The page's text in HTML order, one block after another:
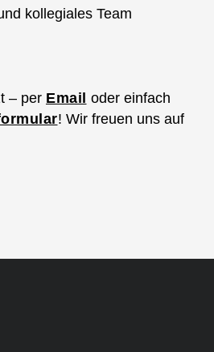
kollegiales Team
– per Email oder einfach
! Wir freuen uns auf